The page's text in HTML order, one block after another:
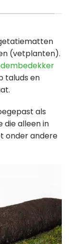
(vetplanten).
taluds en
als
die alleen in
onder andere